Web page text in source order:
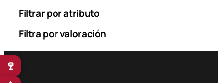
Filtrar por atributo
Filtra por valoración
🍷